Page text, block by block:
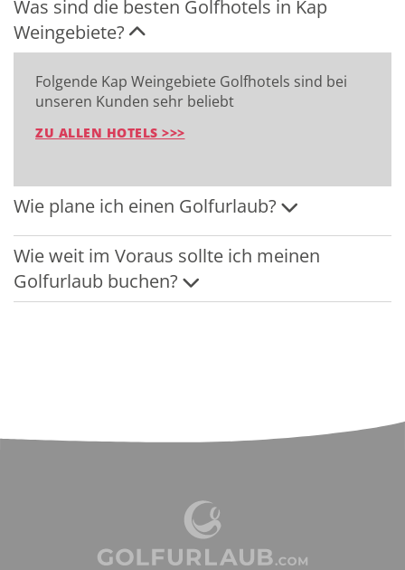
Was sind die besten Golfhotels in Kap
Weingebiete?
Folgende Kap Weingebiete Golfhotels sind bei
unseren Kunden sehr beliebt
ZU ALLEN HOTELS >>>
Wie plane ich einen Golfurlaub?
Wie weit im Voraus sollte ich meinen
Golfurlaub buchen?